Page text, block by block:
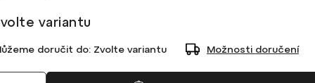
variantu
doručit do: Zvolte variantu Možnosti doručení